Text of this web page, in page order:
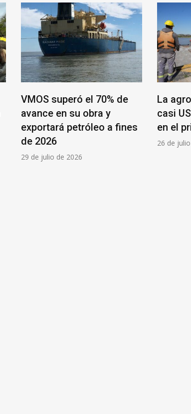
VMOS superó el 70% de
avance en su obra y
exportará petróleo a fines
de 2026
29 de julio de 2026
La
casi
en el
26 de